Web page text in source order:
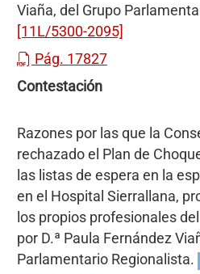
Viaña, del Grupo
[11L/5300-2095]
Pág. 17827
Contestación
Razones por las que la
rechazado el Plan de
las listas de espera en la
en el Hospital Sierrallana,
los propios profesionales
por D.ª Paula Fernández
Parlamentario Regionalista.